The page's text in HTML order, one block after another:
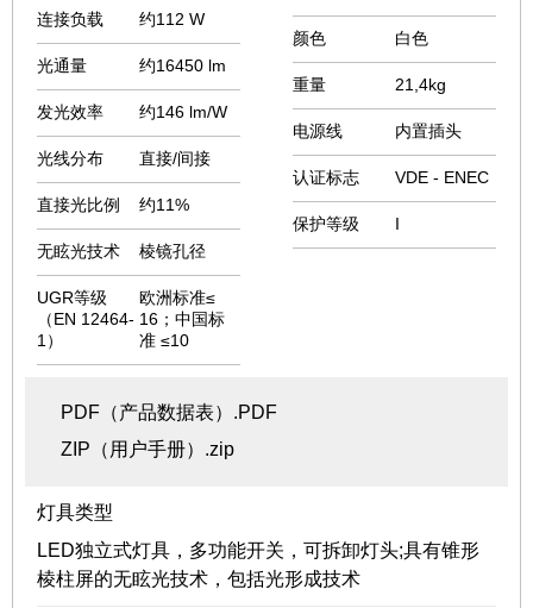
连接负载 约112 W
光通量 约16450 lm
发光效率 约146 lm/W
光线分布 直接/间接
直接光比例 约11%
无眩光技术 棱镜孔径
UGR等级
（EN 12464-
1）
欧洲标准≤
16； 中国标
准 ≤10
颜色 白色
重量 21,4kg
电源线 内置插头
认证标志 VDE - ENEC
保护等级 I
PDF（产品数据表）.PDF
ZIP（用户手册）.zip
灯具类型
LED独立式灯具，多功能开关，可拆卸灯头;具有锥形
棱柱屏的无眩光技术，包括光形成技术